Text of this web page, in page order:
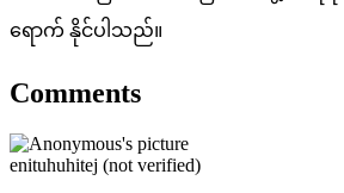
ရောက် နိုင်ပါသည်။
Comments
enituhuhitej (not verified)